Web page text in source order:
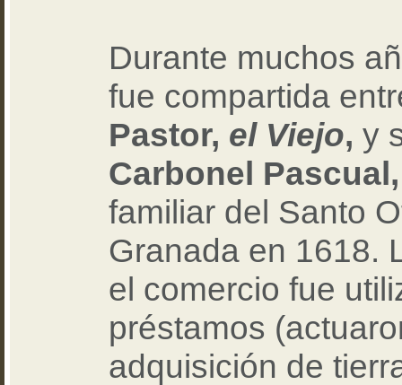
Durante muchos
fue compartida
Pastor, el Viejo, y
Carbonel
familiar del Santo
Granada en 1618.
el comercio fue
préstamos
adquisición de